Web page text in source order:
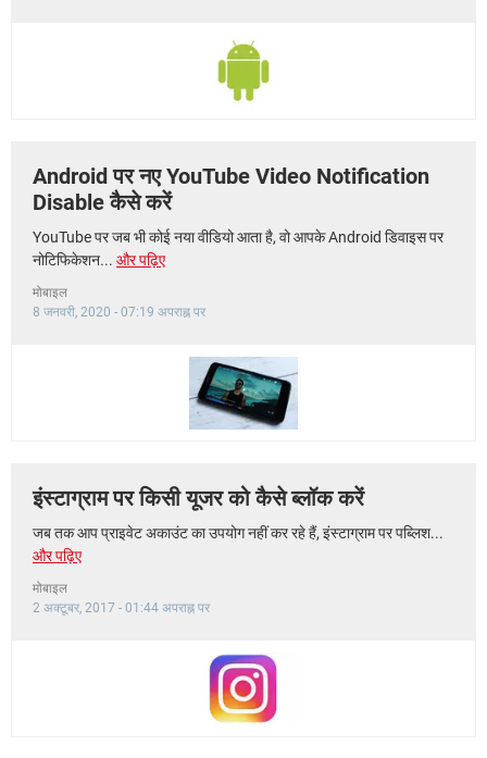
Android पर नए YouTube Video Notification
Disable कैसे करें
YouTube पर जब भी कोई नया वीडियो आता है, वो आपके Android डिवाइस पर
नोटिफिकेशन... और पढ़िए
मोबाइल
8 जनवरी, 2020 - 07:19 अपराह्न पर
इंस्टाग्राम पर किसी यूजर को कैसे ब्लॉक करें
जब तक आप प्राइवेट अकाउंट का उपयोग नहीं कर रहे हैं, इंस्टाग्राम पर पब्लिश...
और पढ़िए
मोबाइल
2 अक्टूबर, 2017 - 01:44 अपराह्न पर